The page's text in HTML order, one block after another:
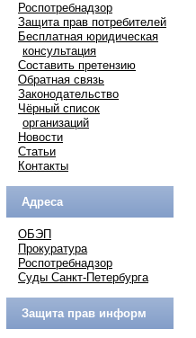
Роспотребнадзор
Защита прав потребителей
Бесплатная юридическая
консультация
Составить претензию
Обратная связь
Законодательство
Чёрный список
организаций
Новости
Статьи
Контакты
Адреса
ОБЭП
Прокуратура
Роспотребнадзор
Суды Санкт-Петербурга
Защита прав информ